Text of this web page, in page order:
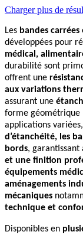
Charger plus de
Les bandes
développées pour
médical,
durabilité sont
offrent une
aux variations
assurant une
forme géométrique
applications
d’étanchéité, les
bords, garantissant
et une finition
équipements
aménagements
mécaniques
technique et
Disponibles en